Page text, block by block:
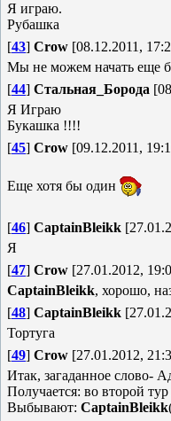
Я играю.
Рубашка
[43] Crow [08.12.2011,
Мы не можем начать еще
[44] Стальная_Борода
Я Играю
Букашка !!!!
[45] Crow [09.12.2011,
Еще хотя бы один
[46] CaptainBleikk
Я
[47] Crow [27.01.2012,
CaptainBleikk, хорошо,
[48] CaptainBleikk
Тортуга
[49] Crow [27.01.2012,
Итак, загаданное слово-
Получается: во второй
Выбывают: CaptainBleikk